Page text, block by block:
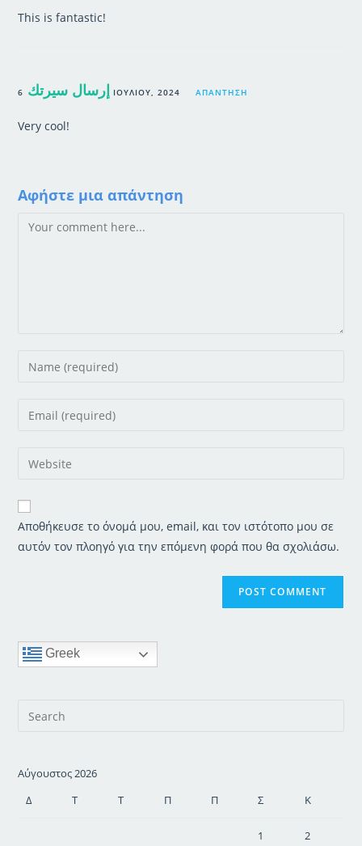
This is fantastic!
إرسال سيرتك 6 ΙΟΥΛΊΟΥ, 2024 ΑΠΆΝΤΗΣΗ
Very cool!
Αφήστε μια απάντηση
Comment
Enter
Enter
address
comment
Enter
website
URL
(optional)
Αποθήκευσε το όνομά μου, email, και τον ιστότοπο μου σε
αυτόν τον πλοηγό για την επόμενη φορά που θα σχολιάσω.
Greek
Αύγουστος 2026
Δ
Τ Τ Π Π Σ Κ
1 2